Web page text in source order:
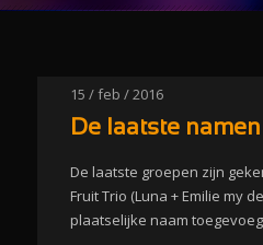
15 / feb / 2016
De laatste
De laatste groepen zijn
Fruit Trio (Luna + Emilie my
plaatselijke naam